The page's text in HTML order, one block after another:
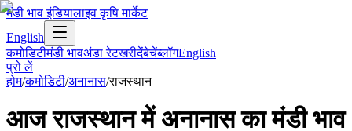
मंडी भाव इंडियालाइव कृषि मार्केट
English
कमोडिटीमंडी भावअंडा रेटखरीदेंबेचेंब्लॉगEnglish
प्रो लें
होम/कमोडिटी/अनानास/राजस्थान
आजराजस्थानमेंअनानासका मंडी भाव